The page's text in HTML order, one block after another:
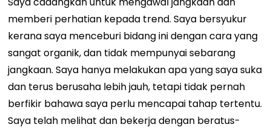
memberi perhatian kepada trend. Saya bersyukur
kerana saya menceburi bidang ini dengan cara yang
sangat organik, dan tidak mempunyai sebarang
jangkaan. Saya hanya melakukan apa yang saya suka
dan terus berusaha lebih jauh, tetapi tidak pernah
berfikir bahawa saya perlu mencapai tahap tertentu.
Saya telah melihat dan bekerja dengan beratus-